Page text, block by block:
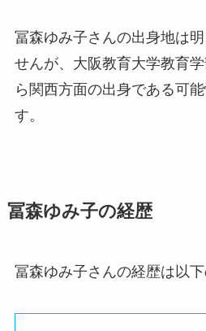
冨森ゆみ子さんの出身地は
せんが、 大阪教育大学教育
ら 関西方面の出身である可
す。
冨森ゆみ子の経歴
冨森ゆみ子さんの経歴は以下